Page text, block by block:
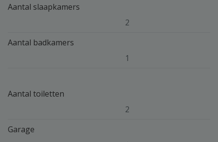
Aantal slaapkamers
2
Aantal badkamers
1
Aantal toiletten
2
Garage